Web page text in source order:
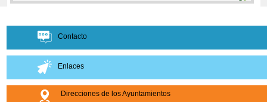
Contacto
Enlaces
Direcciones de los Ayuntamientos